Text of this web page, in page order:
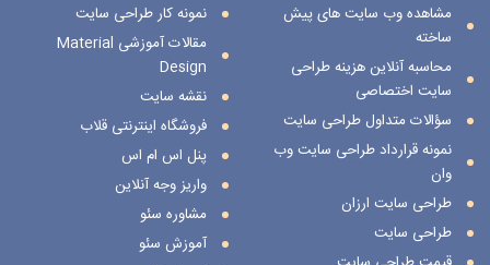
نمونه کار طراحی سایت
مقالات آموزشی Material
Design
نقشه سایت
فروشگاه اینترنتی قلاب
پنل اس ام اس
واریز وجه آنلاین
مشاوره سئو
آموزش سئو
مشاهده وب سایت های پیش
ساخته
محاسبه آنلاین هزینه طراحی
سایت اختصاصی
سؤالات متداول طراحی سایت
نمونه قرارداد طراحی سایت وب
وان
طراحی سایت ارزان
طراحی سایت